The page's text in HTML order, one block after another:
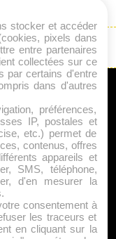
Ilan Kebbal ?
Rennais pour
stocker et accéder
pixels dans
entre partenaires
collectées sur ce
par certains d'entre
dans d'autres
préférences,
IP, postales et
etc.) permet de
contenus, offres
appareils et
SMS, téléphone,
d'en mesurer la
consentement à
les traceurs et
en cliquant sur la